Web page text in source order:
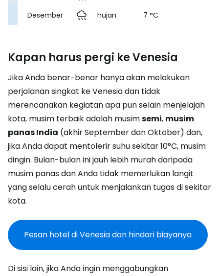
Desember
hujan 7 °C
Kapan harus pergi ke Venesia
Jika Anda benar-benar hanya akan melakukan
perjalanan singkat ke Venesia dan tidak
merencanakan kegiatan apa pun selain menjelajah
kota, musim terbaik adalah musimsemi, musim
panas India (akhir September dan Oktober) dan,
jika Anda dapat mentolerir suhu sekitar 10°C, musim
dingin. Bulan-bulan ini jauh lebih murah daripada
musim panas dan Anda tidak memerlukan langit
yang selalu cerah untuk menjalankan tugas di sekitar
kota.
Pesan hotel di Venesia dan hindari biayanya
Di sisi lain, jika Anda ingin menggabungkan